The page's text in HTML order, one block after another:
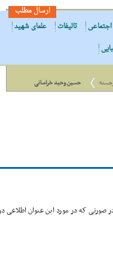
ارسال مطلب
تالیفات
علمای شهید
حسین وحید خراسانی
که در مورد این عنوان اطلاعی